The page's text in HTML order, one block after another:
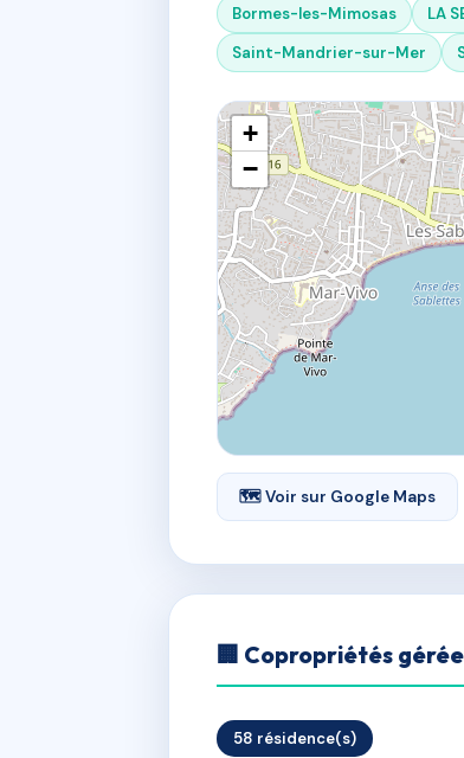
Bormes-les-Mimosas LA
Saint-Mandrier-sur-Mer
+
−
🗺 Voir sur Google Maps
🏢 Copropriétés
58 résidence(s)